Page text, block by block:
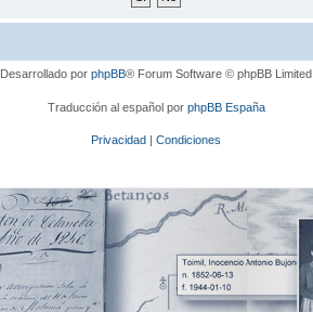
Desarrollado por phpBB® Forum Software © phpBB Limited
Traducción al español por phpBB España
Privacidad | Condiciones